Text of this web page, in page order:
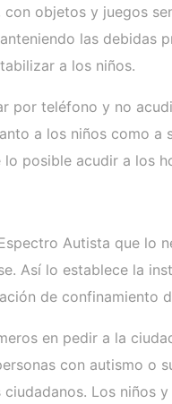
objetos y juegos
las debidas
a los niños.
por teléfono y no
a los niños como
posible acudir a los
Autista que lo
Así lo establece la
de confinamiento
en pedir a la
con autismo o
Los niños